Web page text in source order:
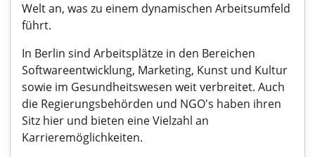
Welt an, was zu einem dynamischen Arbeitsumfeld
führt.
In Berlin sind Arbeitsplätze in den Bereichen
Softwareentwicklung, Marketing, Kunst und Kultur
sowie im Gesundheitswesen weit verbreitet. Auch
die Regierungsbehörden und NGO's haben ihren
Sitz hier und bieten eine Vielzahl an
Karrieremöglichkeiten.